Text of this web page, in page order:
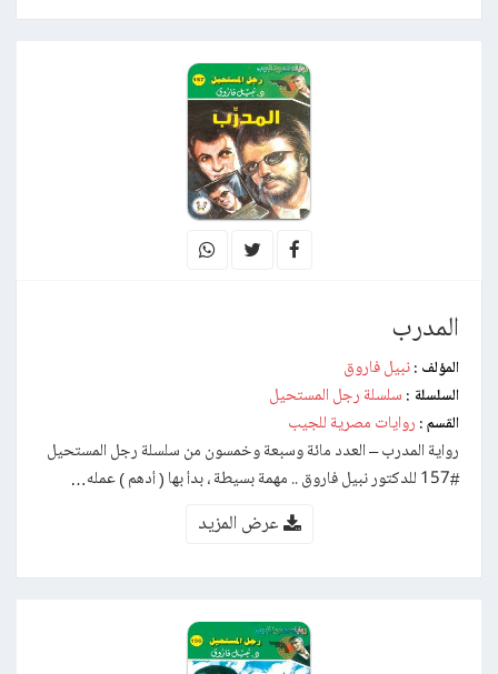
المدرب
المؤلف : نبيل فاروق
السلسلة : سلسلة رجل المستحيل
القسم : روايات مصرية للجيب
رواية المدرب – العدد مائة وسبعة وخمسون من سلسلة رجل المستحيل
#157 للدكتور نبيل فاروق .. مهمة بسيطة ، بدأ بها ( أدهم ) عمله…
عرض المزيد